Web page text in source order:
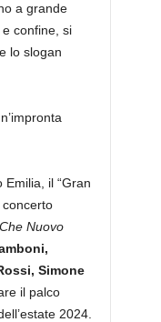
a grande
confine, si
lo slogan
il “Gran
Nuovo
Simone
il palco
2024.